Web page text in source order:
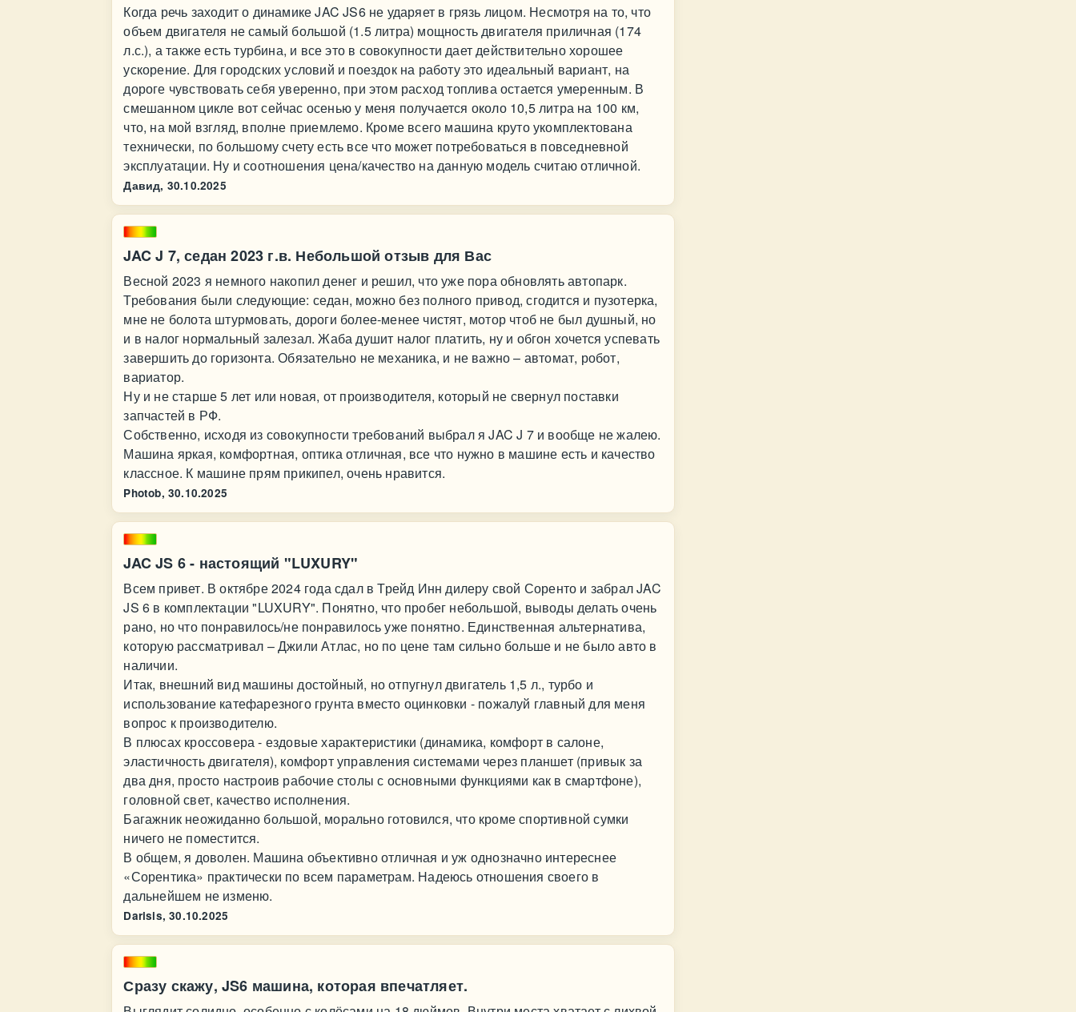
Когда речь заходит о динамике JAC JS6 не ударяет в грязь лицом. Несмотря на то, что
объем двигателя не самый большой (1.5 литра) мощность двигателя приличная (174
л.с.), а также есть турбина, и все это в совокупности дает действительно хорошее
ускорение. Для городских условий и поездок на работу это идеальный вариант, на
дороге чувствовать себя уверенно, при этом расход топлива остается умеренным. В
смешанном цикле вот сейчас осенью у меня получается около 10,5 литра на 100 км,
что, на мой взгляд, вполне приемлемо. Кроме всего машина круто укомплектована
технически, по большому счету есть все что может потребоваться в повседневной
эксплуатации. Ну и соотношения цена/качество на данную модель считаю отличной.
Давид, 30.10.2025
JAC J 7, седан 2023 г.в. Небольшой отзыв для Вас
Весной 2023 я немного накопил денег и решил, что уже пора обновлять автопарк.
Требования были следующие: седан, можно без полного привод, сгодится и пузотерка,
мне не болота штурмовать, дороги более-менее чистят, мотор чтоб не был душный, но
и в налог нормальный залезал. Жаба душит налог платить, ну и обгон хочется успевать
завершить до горизонта. Обязательно не механика, и не важно – автомат, робот,
вариатор.
Ну и не старше 5 лет или новая, от производителя, который не свернул поставки
запчастей в РФ.
Собственно, исходя из совокупности требований выбрал я JAC J 7 и вообще не жалею.
Машина яркая, комфортная, оптика отличная, все что нужно в машине есть и качество
классное. К машине прям прикипел, очень нравится.
Photob, 30.10.2025
JAC JS 6 - настоящий "LUXURY"
Всем привет. В октябре 2024 года сдал в Трейд Инн дилеру свой Соренто и забрал JAC
JS 6 в комплектации "LUXURY". Понятно, что пробег небольшой, выводы делать очень
рано, но что понравилось/не понравилось уже понятно. Единственная альтернатива,
которую рассматривал – Джили Атлас, но по цене там сильно больше и не было авто в
наличии.
Итак, внешний вид машины достойный, но отпугнул двигатель 1,5 л., турбо и
использование катефарезного грунта вместо оцинковки - пожалуй главный для меня
вопрос к производителю.
В плюсах кроссовера - ездовые характеристики (динамика, комфорт в салоне,
эластичность двигателя), комфорт управления системами через планшет (привык за
два дня, просто настроив рабочие столы с основными функциями как в смартфоне),
головной свет, качество исполнения.
Багажник неожиданно большой, морально готовился, что кроме спортивной сумки
ничего не поместится.
В общем, я доволен. Машина объективно отличная и уж однозначно интереснее
«Сорентика» практически по всем параметрам. Надеюсь отношения своего в
дальнейшем не изменю.
Darisis, 30.10.2025
Сразу скажу, JS6 машина, которая впечатляет.